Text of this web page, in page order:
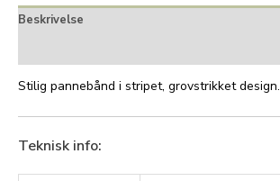
Beskrivelse
Stilig pannebånd i stripet, grovstrikket design.
Teknisk info: